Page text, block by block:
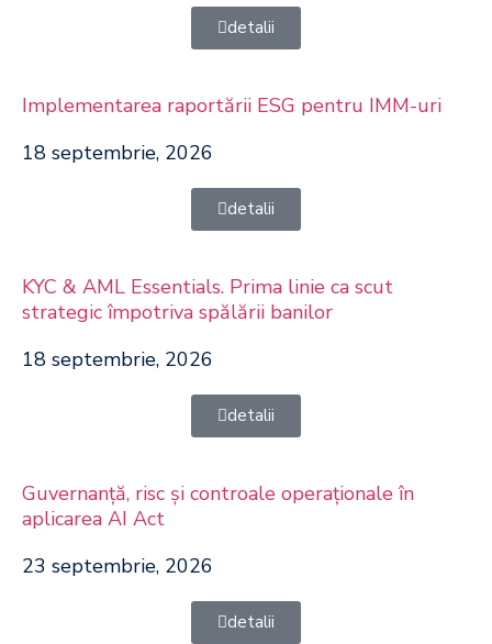
detalii
Implementarea raportării ESG pentru IMM-uri
18 septembrie, 2026
detalii
KYC & AML Essentials. Prima linie ca scut
strategic împotriva spălării banilor
18 septembrie, 2026
detalii
Guvernanță, risc și controale operaționale în
aplicarea AI Act
23 septembrie, 2026
detalii